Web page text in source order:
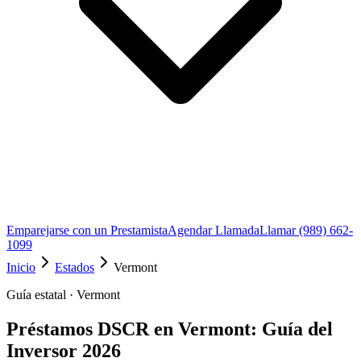
Emparejarse con un PrestamistaAgendar LlamadaLlamar (989) 662-
1099
Inicio
Estados
Vermont
Guía estatal · Vermont
Préstamos DSCR en Vermont: Guía del
Inversor 2026